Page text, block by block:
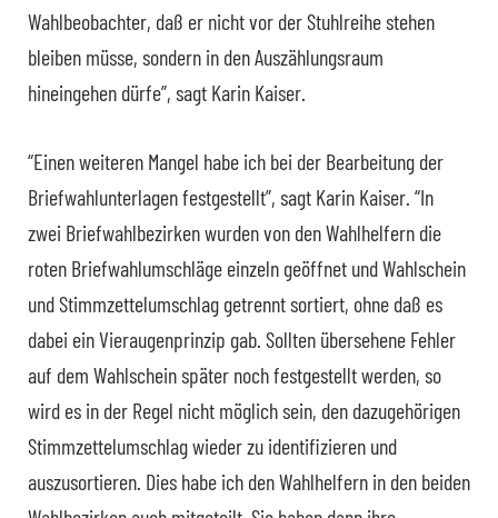
Wahlbeobachter, daß er nicht vor der Stuhlreihe stehen
bleiben müsse, sondern in den Auszählungsraum
hineingehen dürfe”, sagt Karin Kaiser.
“Einen weiteren Mangel habe ich bei der Bearbeitung der
Briefwahlunterlagen festgestellt”, sagt Karin Kaiser. “In
zwei Briefwahlbezirken wurden von den Wahlhelfern die
roten Briefwahlumschläge einzeln geöffnet und Wahlschein
und Stimmzettelumschlag getrennt sortiert, ohne daß es
dabei ein Vieraugenprinzip gab. Sollten übersehene Fehler
auf dem Wahlschein später noch festgestellt werden, so
wird es in der Regel nicht möglich sein, den dazugehörigen
Stimmzettelumschlag wieder zu identifizieren und
auszusortieren. Dies habe ich den Wahlhelfern in den beiden